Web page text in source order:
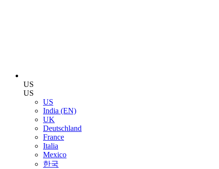
US
US
US
India (EN)
UK
Deutschland
France
Italia
Mexico
한국